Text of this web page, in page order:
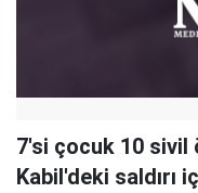
7'si çocuk 10 sivil
Kabil'deki saldırı